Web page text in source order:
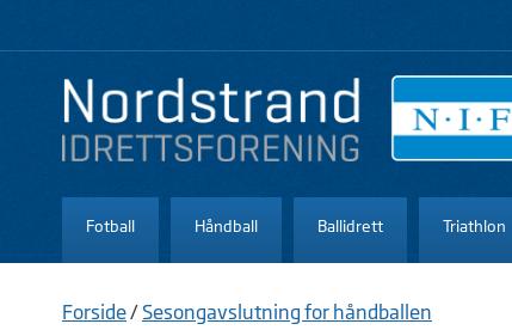
Fotball Håndball Ballidrett Triathlon
Forside/ Sesongavslutning for håndballen